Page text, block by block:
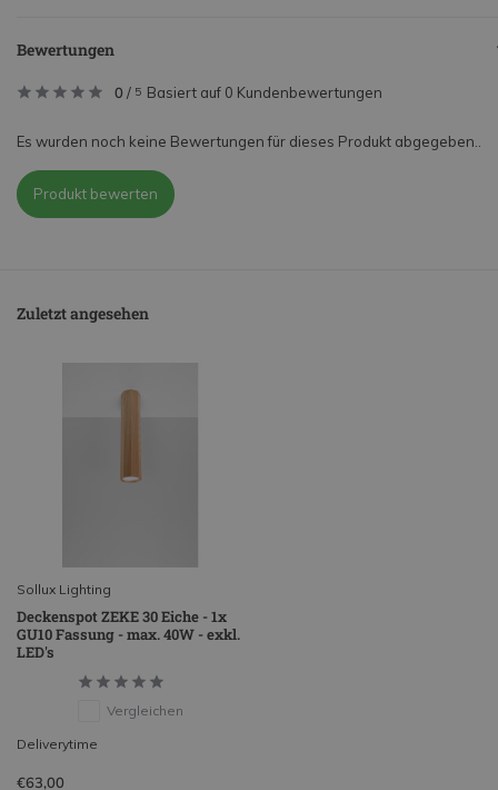
Bewertungen
0 / 5 Basiert auf 0 Kundenbewertungen
Es wurden noch keine Bewertungen für dieses Produkt abgegeben..
Produkt bewerten
Zuletzt angesehen
Sollux Lighting
Deckenspot ZEKE 30 Eiche - 1x
GU10 Fassung - max. 40W - exkl.
LED's
Vergleichen
Deliverytime
€63,00